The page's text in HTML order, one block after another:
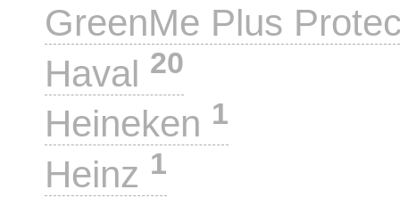
GreenMe Plus
Haval 20
Heineken 1
Heinz 1